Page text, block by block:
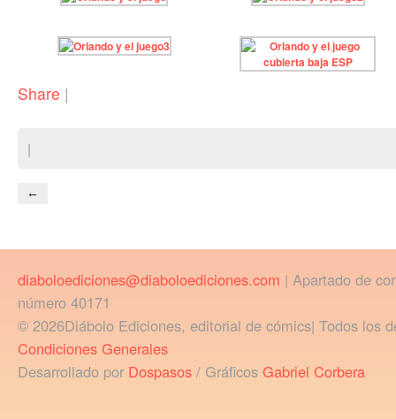
Share |
|
←
diaboloediciones@diaboloediciones.com | Apartado de
número 40171
© 2026Diábolo Ediciones, editorial de cómics| Todos los
Condiciones Generales
Desarrollado por Dospasos / Gráficos Gabriel Corbera